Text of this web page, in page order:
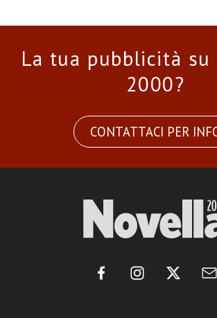
La tua pubblicità su
2000?
CONTATTACI PER